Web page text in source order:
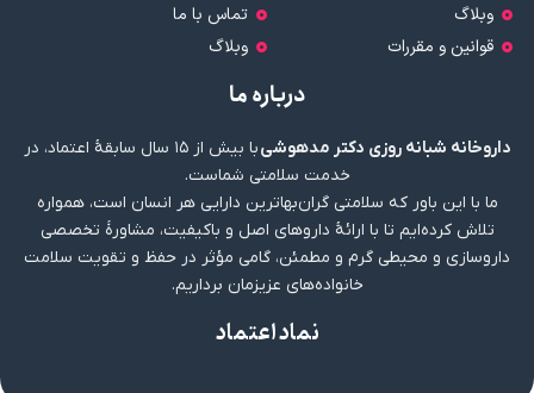
وبلاگ
قوانین و مقررات
تماس با ما
وبلاگ
درباره ما
داروخانه شبانه روزی دکتر مدهوشی
با بیش از ۱۵ سال سابقهٔ اعتماد، در
خدمت سلامتی شماست.
ما با این باور که سلامتی گران‌بهاترین دارایی هر انسان است، همواره
تلاش کرده‌ایم تا با ارائهٔ داروهای اصل و باکیفیت، مشاورهٔ تخصصی
داروسازی و محیطی گرم و مطمئن، گامی مؤثر در حفظ و تقویت سلامت
خانواده‌های عزیزمان برداریم.
نماد اعتماد